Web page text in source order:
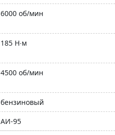
6000 об/мин
185 Н∙м
4500 об/мин
бензиновый
АИ-95